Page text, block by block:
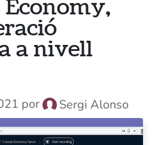
Economy,
a nivell
por Sergi Alonso